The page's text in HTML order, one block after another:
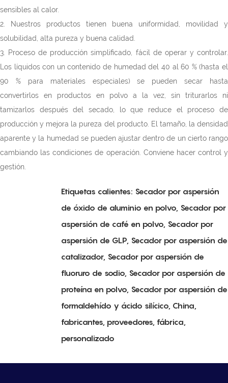
sensibles al calor.
2. Nuestros productos tienen buena uniformidad, movilidad y
solubilidad, alta pureza y buena calidad.
3. Proceso de producción simplificado, fácil de operar y controlar.
Los líquidos con un contenido de humedad del 40 al 60 % (hasta el
90 % para materiales especiales) se pueden secar hasta
convertirlos en productos en polvo a la vez, sin triturarlos ni
tamizarlos después del secado, lo que reduce el proceso de
producción y mejora la pureza del producto. El tamaño, la densidad
aparente y la humedad se pueden ajustar dentro de un cierto rango
cambiando las condiciones de operación. Conviene hacer control y
gestión.
Etiquetas calientes: Secador por aspersión
de óxido de aluminio en polvo, Secador por
aspersión de café en polvo, Secador por
aspersión de GLP, Secador por aspersión de
catalizador, Secador por aspersión de
fluoruro de sodio, Secador por aspersión de
proteína en polvo, Secador por aspersión de
formaldehído y ácido silícico, China,
fabricantes, proveedores, fábrica,
personalizado